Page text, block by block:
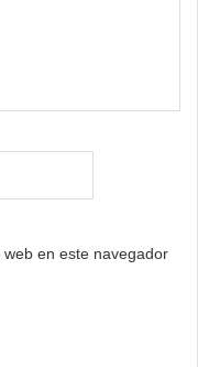
en este navegador